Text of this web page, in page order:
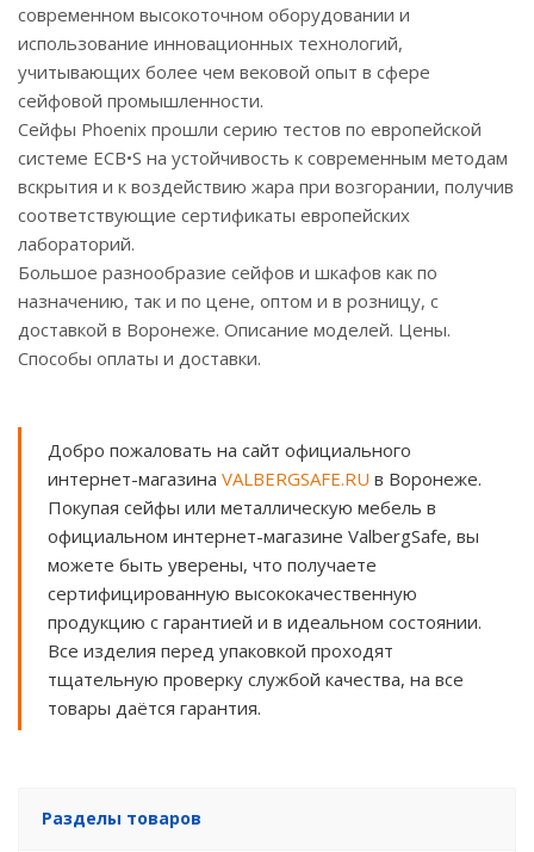
современном высокоточном оборудовании и
использование инновационных технологий,
учитывающих более чем вековой опыт в сфере
сейфовой промышленности.
Сейфы Phoenix прошли серию тестов по европейской
системе ECB•S на устойчивость к современным методам
вскрытия и к воздействию жара при возгорании, получив
соответствующие сертификаты европейских
лабораторий.
Большое разнообразие сейфов и шкафов как по
назначению, так и по цене, оптом и в розницу, с
доставкой в Воронеже. Описание моделей. Цены.
Способы оплаты и доставки.
Добро пожаловать на сайт официального
интернет-магазина VALBERGSAFE.RU в Воронеже.
Покупая сейфы или металлическую мебель в
официальном интернет-магазине ValbergSafe, вы
можете быть уверены, что получаете
сертифицированную высококачественную
продукцию с гарантией и в идеальном состоянии.
Все изделия перед упаковкой проходят
тщательную проверку службой качества, на все
товары даётся гарантия.
Разделы товаров